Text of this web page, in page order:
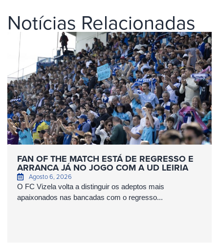
Notícias Relacionadas
FAN OF THE MATCH ESTÁ DE REGRESSO E
ARRANCA JÁ NO JOGO COM A UD LEIRIA
Agosto 6, 2026
O FC Vizela volta a distinguir os adeptos mais
apaixonados nas bancadas com o regresso...